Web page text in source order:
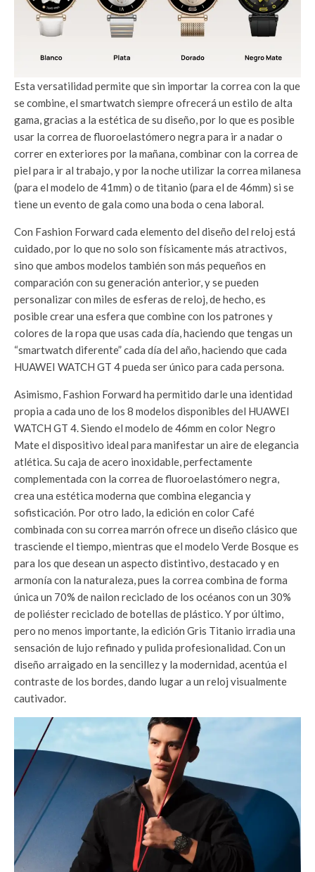
Esta versatilidad permite que sin importar la correa con la que
se combine, el smartwatch siempre ofrecerá un estilo de alta
gama, gracias a la estética de su diseño, por lo que es posible
usar la correa de fluoroelastómero negra para ir a nadar o
correr en exteriores por la mañana, combinar con la correa de
piel para ir al trabajo, y por la noche utilizar la correa milanesa
(para el modelo de 41mm) o de titanio (para el de 46mm) si se
tiene un evento de gala como una boda o cena laboral.
Con Fashion Forward cada elemento del diseño del reloj está
cuidado, por lo que no solo son físicamente más atractivos,
sino que ambos modelos también son más pequeños en
comparación con su generación anterior, y se pueden
personalizar con miles de esferas de reloj, de hecho, es
posible crear una esfera que combine con los patrones y
colores de la ropa que usas cada día, haciendo que tengas un
“smartwatch diferente” cada día del año, haciendo que cada
HUAWEI WATCH GT 4 pueda ser único para cada persona.
Asimismo, Fashion Forward ha permitido darle una identidad
propia a cada uno de los 8 modelos disponibles del HUAWEI
WATCH GT 4. Siendo el modelo de 46mm en color Negro
Mate el dispositivo ideal para manifestar un aire de elegancia
atlética. Su caja de acero inoxidable, perfectamente
complementada con la correa de fluoroelastómero negra,
crea una estética moderna que combina elegancia y
sofisticación. Por otro lado, la edición en color Café
combinada con su correa marrón ofrece un diseño clásico que
trasciende el tiempo, mientras que el modelo Verde Bosque es
para los que desean un aspecto distintivo, destacado y en
armonía con la naturaleza, pues la correa combina de forma
única un 70% de nailon reciclado de los océanos con un 30%
de poliéster reciclado de botellas de plástico. Y por último,
pero no menos importante, la edición Gris Titanio irradia una
sensación de lujo refinado y pulida profesionalidad. Con un
diseño arraigado en la sencillez y la modernidad, acentúa el
contraste de los bordes, dando lugar a un reloj visualmente
cautivador.